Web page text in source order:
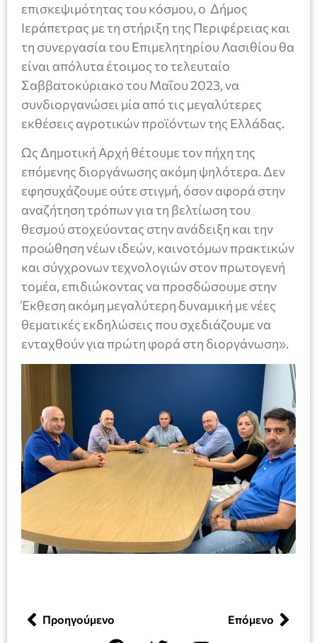
επισκεψιμότητας του κόσμου, o Δήμος
Ιεράπετρας με τη στήριξη της Περιφέρειας και
τη συνεργασία του Επιμελητηρίου Λασιθίου θα
είναι απόλυτα έτοιμος το τελευταίο
Σαββατοκύριακο του Μαΐου 2023, να
συνδιοργανώσει μία από τις μεγαλύτερες
εκθέσεις αγροτικών προϊόντων της Ελλάδας.
Ως Δημοτική Αρχή θέτουμε τον πήχη της
επόμενης διοργάνωσης ακόμη ψηλότερα. Δεν
εφησυχάζουμε ούτε στιγμή, όσον αφορά στην
αναζήτηση τρόπων για τη βελτίωση του
θεσμού στοχεύοντας στην ανάδειξη και την
προώθηση νέων ιδεών, καινοτόμων πρακτικών
και σύγχρονων τεχνολογιών στον πρωτογενή
τομέα, επιδιώκοντας να προσδώσουμε στην
Έκθεση ακόμη μεγαλύτερη δυναμική με νέες
θεματικές εκδηλώσεις που σχεδιάζουμε να
ενταχθούν για πρώτη φορά στη διοργάνωση».
Προηγούμενο Επόμενο